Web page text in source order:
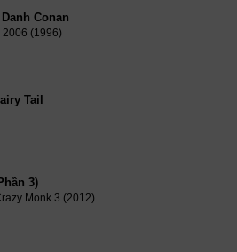
Conan
2006 (1996)
Tail
3)
Monk 3 (2012)